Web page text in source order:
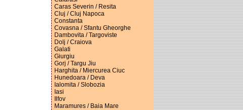
Caras Severin / Resita
Cluj / Cluj Napoca
Constanta
Covasna / Sfantu Gheorghe
Dambovita / Targoviste
Dolj / Craiova
Galati
Giurgiu
Gorj / Targu Jiu
Harghita / Miercurea Ciuc
Hunedoara / Deva
Ialomita / Slobozia
Iasi
Ilfov
Maramures / Baia Mare